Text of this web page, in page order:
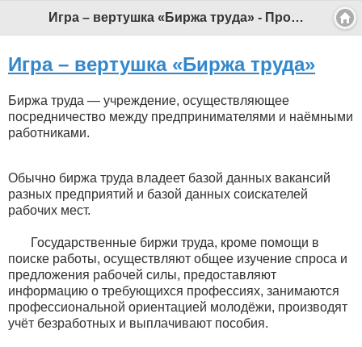
Игра – вертушка «Биржа труда» - Профессиональный педагог
Игра – вертушка «Биржа труда»
Биржа труда — учреждение, осуществляющее
посредничество между предпринимателями и наёмными
работниками.
Обычно биржа труда владеет базой данных вакансий
разных предприятий и базой данных соискателей
рабочих мест.
Государственные биржи труда, кроме помощи в
поиске работы, осуществляют общее изучение спроса и
предложения рабочей силы, предоставляют
информацию о требующихся профессиях, занимаются
профессиональной ориентацией молодёжи, производят
учёт безработных и выплачивают пособия.